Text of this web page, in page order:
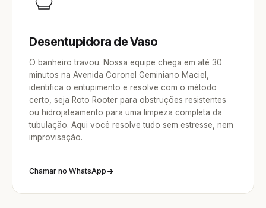
Desentupidora de Vaso
O banheiro travou. Nossa equipe chega em até 30
minutos na Avenida Coronel Geminiano Maciel,
identifica o entupimento e resolve com o método
certo, seja Roto Rooter para obstruções resistentes
ou hidrojateamento para uma limpeza completa da
tubulação. Aqui você resolve tudo sem estresse, nem
improvisação.
Chamar no WhatsApp